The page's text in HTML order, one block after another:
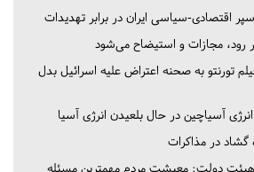
سپر اقتصادی-سیاسی ایران در برابر تهدیدات
رود، مجازات و استیضاح می‌شود
تورنتو به صحنه اعتراض علیه اسرائیل بدل
آسیاچین در حال بلعیدن انرژی آسیا
گشاد در مذاکرات
هیئت دولت: معیشت مردم مهمترین مسئله